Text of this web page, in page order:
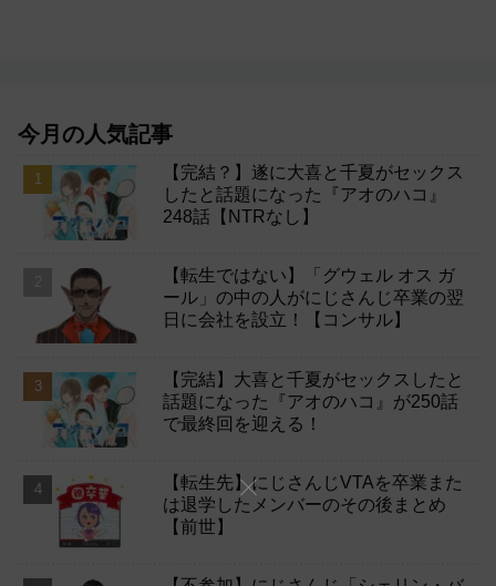
今月の人気記事
【完結？】遂に大喜と千夏がセックス
したと話題になった『アオのハコ』
248話【NTRなし】
【転生ではない】「グウェル オス ガ
ール」の中の人がにじさんじ卒業の翌
日に会社を設立！【コンサル】
【完結】大喜と千夏がセックスしたと
話題になった『アオのハコ』が250話
で最終回を迎える！
【転生先】にじさんじVTAを卒業また
は退学したメンバーのその後まとめ
【前世】